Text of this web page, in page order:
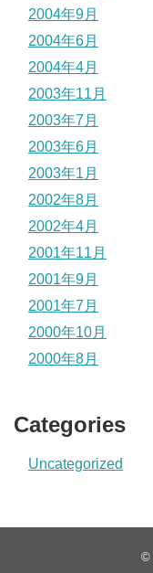
2004年9月
2004年6月
2004年4月
2003年11月
2003年7月
2003年6月
2003年1月
2002年8月
2002年4月
2001年11月
2001年9月
2001年7月
2000年10月
2000年8月
Categories
Uncategorized
©